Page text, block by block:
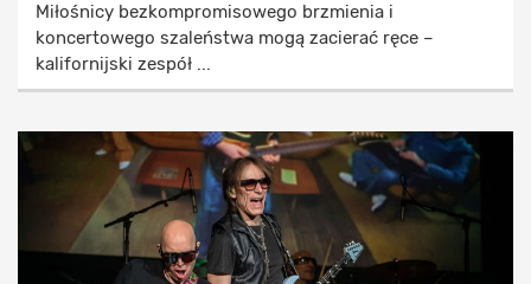
Miłośnicy bezkompromisowego brzmienia i
koncertowego szaleństwa mogą zacierać ręce –
kalifornijski zespół ...